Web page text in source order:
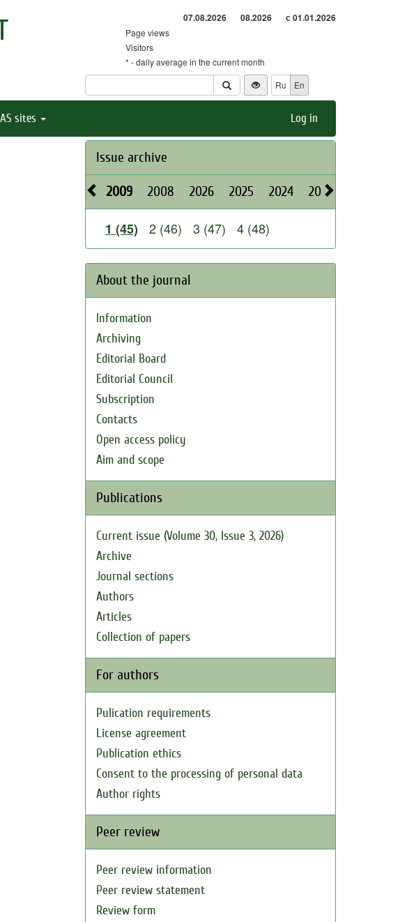
07.08.2026 08.2026 с 01.01.2026
Page views
Visitors
* - daily average in the current month
Ru
En
sites Log in
Issue archive
2009 2008 2026 2025 2024 2023
1 (45) 2 (46) 3 (47) 4 (48)
About the journal
Information
Archiving
Editorial Board
Editorial Council
Subscription
Contacts
Open access policy
Aim and scope
Publications
Current issue (Volume 30, Issue 3, 2026)
Archive
Journal sections
Authors
Articles
Collection of papers
For authors
Pulication requirements
License agreement
Publication ethics
Consent to the processing of personal data
Author rights
Peer review
Peer review information
Peer review statement
Review form